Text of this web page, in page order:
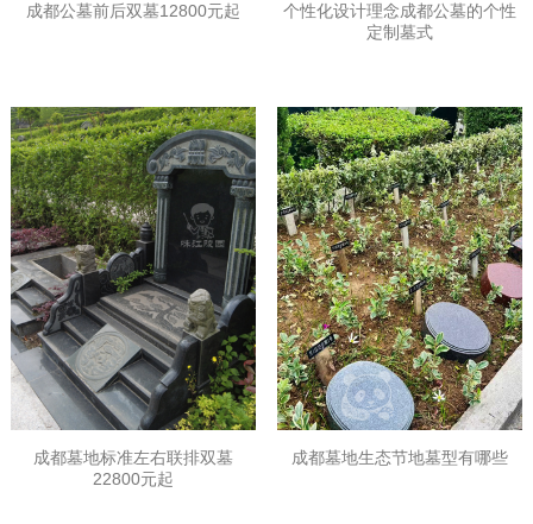
成都公墓前后双墓12800元起
个性化设计理念成都公墓的个性
定制墓式
成都墓地标准左右联排双墓
22800元起
成都墓地生态节地墓型有哪些